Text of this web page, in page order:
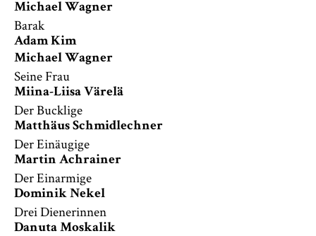
Michael Wagner
Barak
Adam Kim
Michael Wagner
Seine Frau
Miina-Liisa Värelä
Der Bucklige
Matthäus Schmidlechner
Der Einäugige
Martin Achrainer
Der Einarmige
Dominik Nekel
Drei Dienerinnen
Danuta Moskalik